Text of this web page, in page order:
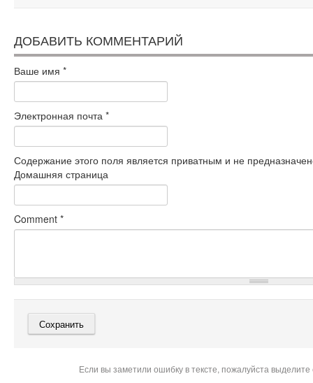
ДОБАВИТЬ КОММЕНТАРИЙ
Ваше имя *
Электронная почта *
Содержание этого поля является приватным и не
Домашняя страница
Comment *
Если вы заметили ошибку в тексте, пожалуйста